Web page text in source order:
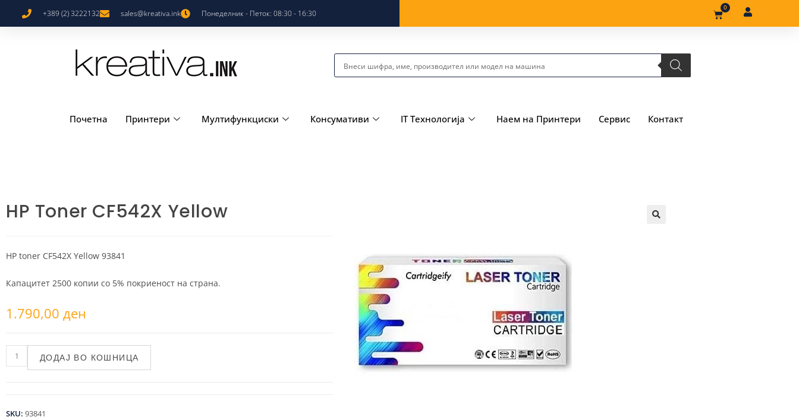
+389 (2) 3222132 sales@kreativa.ink Понеделник - Петок: 08:30 - 16:30
0
Почетна Принтери Мултифункциски Консумативи IT Технологија Наем на Принтери Сервис Контакт
HP Toner CF542X Yellow
HP toner CF542X Yellow 93841
Капацитет 2500 копии со 5% покриеност на страна.
1.790,00 ден
ДОДАЈ ВО КОШНИЦА
SKU: 93841